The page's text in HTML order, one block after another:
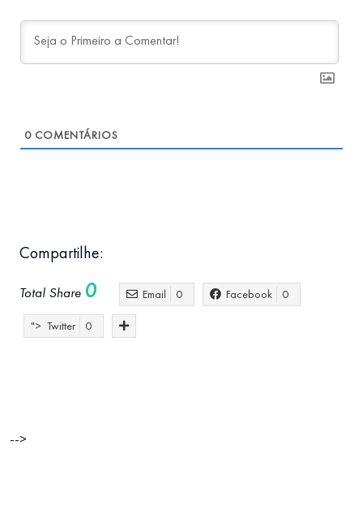
0 COMENTÁRIOS
Compartilhe:
Total Share 0 Email 0 Facebook 0
"> Twitter 0
-->